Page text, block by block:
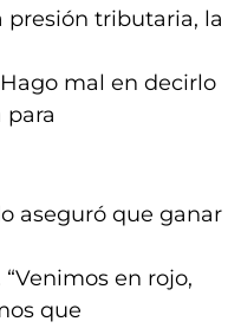
presión tributaria, la
mal en decirlo
para
aseguró que ganar
en rojo,
que